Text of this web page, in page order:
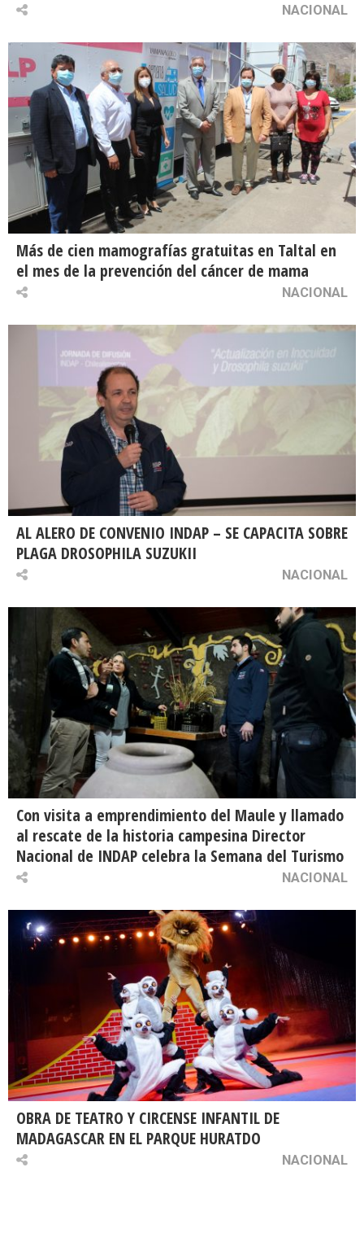
NACIONAL
Más de cien mamografías gratuitas en Taltal en
el mes de la prevención del cáncer de mama
NACIONAL
AL ALERO DE CONVENIO INDAP – SE CAPACITA SOBRE
PLAGA DROSOPHILA SUZUKII
NACIONAL
Con visita a emprendimiento del Maule y llamado
al rescate de la historia campesina Director
Nacional de INDAP celebra la Semana del Turismo
NACIONAL
OBRA DE TEATRO Y CIRCENSE INFANTIL DE
MADAGASCAR EN EL PARQUE HURATDO
NACIONAL